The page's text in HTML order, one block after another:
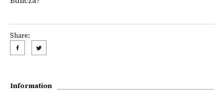
Share:
Information